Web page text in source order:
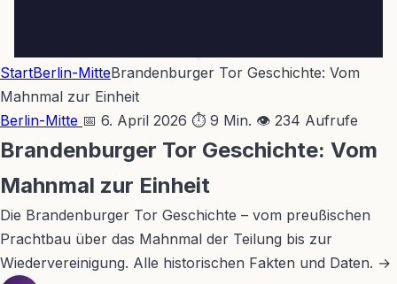
StartBerlin-MitteBrandenburger Tor Geschichte: Vom
Mahnmal zur Einheit
Berlin-Mitte 📅 6. April 2026 ⏱ 9 Min. 👁 234 Aufrufe
Brandenburger Tor Geschichte: Vom
Mahnmal zur Einheit
Die Brandenburger Tor Geschichte – vom preußischen
Prachtbau über das Mahnmal der Teilung bis zur
Wiedervereinigung. Alle historischen Fakten und Daten. →